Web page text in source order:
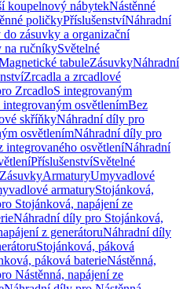
koupelnový nábytekNástěnné
poličkyPříslušenstvíNáhradní
zásuvky a organizační
na ručníkySvětelné
tabuleZásuvkyNáhradní
Zrcadla a zrcadlové
ZrcadloS integrovaným
osvětlenímBez
skříňkyNáhradní díly pro
osvětlenímNáhradní díly pro
integrovaného osvětleníNáhradní
PříslušenstvíSvětelné
ZásuvkyArmaturyUmyvadlové
armaturyStojánková,
Stojánková, napájení ze
Náhradní díly pro Stojánková,
z generátoruNáhradní díly
Stojánková, páková
páková baterieNástěnná,
Nástěnná, napájení ze